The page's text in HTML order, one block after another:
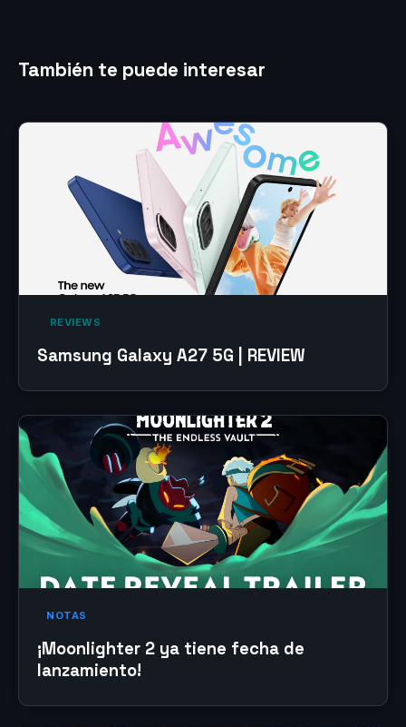
También te puede interesar
‎ REVIEWS‎
Samsung Galaxy A27 5G | REVIEW
NOTAS
¡Moonlighter 2 ya tiene fecha de
lanzamiento!